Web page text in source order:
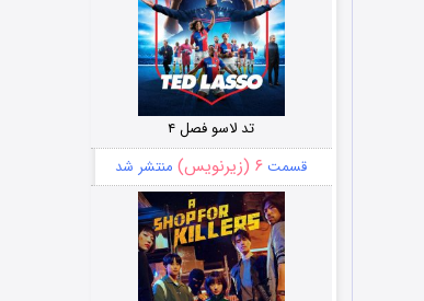
تد لاسو فصل ۴
قسمت ۶ (زیرنویس) منتشر شد